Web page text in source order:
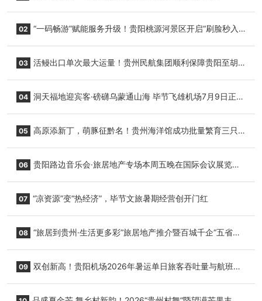
02 “一码畅游”赋能服务升级！贵阳桃源河景区开启“刷脸秒入
03 活鳗出口单次最大运量！贵州民航集团顺利保障贵阳至胡
04 洞天福地迎宾客·磅礴乌蒙通山海 毕节飞雄机场7月9日正式
05 高原添新丁，萌豚征黔名！贵州海洋馆成功批量繁育三只
06 贵阳路边音乐会·旅居地产专场本周五晚在国际会议展览中
07 “凉资源”变“热经济”，毕节文旅暑期经营创开门红
08 “旅居到贵州·生活更多彩”旅居地产推介暨百城千企“五省
09 双创新高！贵阳机场2026年暑运单日旅客吞吐量与航班起